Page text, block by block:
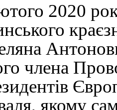
2020
члена
якому